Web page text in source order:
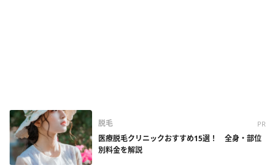
脱毛 PR
医療脱毛クリニックおすすめ15選！ 全身・部位
別料金を解説